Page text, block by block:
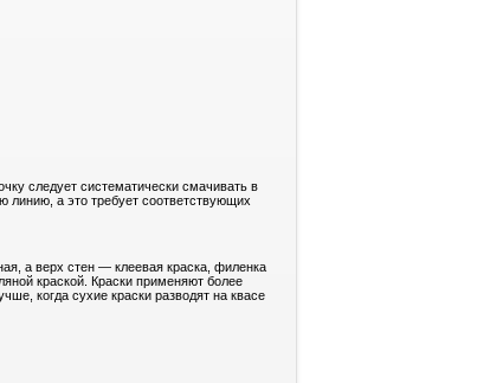
следует систематически смачивать в
линию, а это требует соответствующих
а верх стен — клеевая краска, филенка
краской. Краски применяют более
когда сухие краски разводят на квасе